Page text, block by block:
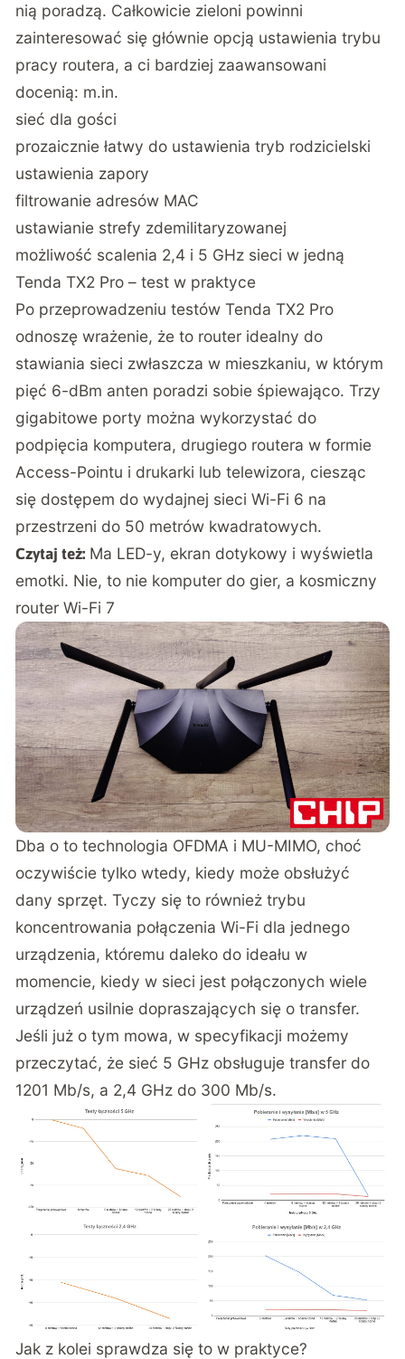
nią poradzą. Całkowicie zieloni powinni
zainteresować się głównie opcją ustawienia trybu
pracy routera, a ci bardziej zaawansowani
docenią: m.in.
sieć dla gości
prozaicznie łatwy do ustawienia tryb rodzicielski
ustawienia zapory
filtrowanie adresów MAC
ustawianie strefy zdemilitaryzowanej
możliwość scalenia 2,4 i 5 GHz sieci w jedną
Tenda TX2 Pro – test w praktyce
Po przeprowadzeniu testów Tenda TX2 Pro
odnoszę wrażenie, że to router idealny do
stawiania sieci zwłaszcza w mieszkaniu, w którym
pięć 6-dBm anten poradzi sobie śpiewająco. Trzy
gigabitowe porty można wykorzystać do
podpięcia komputera, drugiego routera w formie
Access-Pointu i drukarki lub telewizora, ciesząc
się dostępem do wydajnej sieci Wi-Fi 6 na
przestrzeni do 50 metrów kwadratowych.
Czytaj też: Ma LED-y, ekran dotykowy i wyświetla
emotki. Nie, to nie komputer do gier, a kosmiczny
router Wi-Fi 7
Dba o to technologia OFDMA i MU-MIMO, choć
oczywiście tylko wtedy, kiedy może obsłużyć
dany sprzęt. Tyczy się to również trybu
koncentrowania połączenia Wi-Fi dla jednego
urządzenia, któremu daleko do ideału w
momencie, kiedy w sieci jest połączonych wiele
urządzeń usilnie dopraszających się o transfer.
Jeśli już o tym mowa, w specyfikacji możemy
przeczytać, że sieć 5 GHz obsługuje transfer do
1201 Mb/s, a 2,4 GHz do 300 Mb/s.
Jak z kolei sprawdza się to w praktyce?